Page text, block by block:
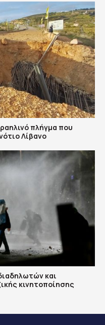
πλήγμα που
Λίβανο
και
κινητοποίησης